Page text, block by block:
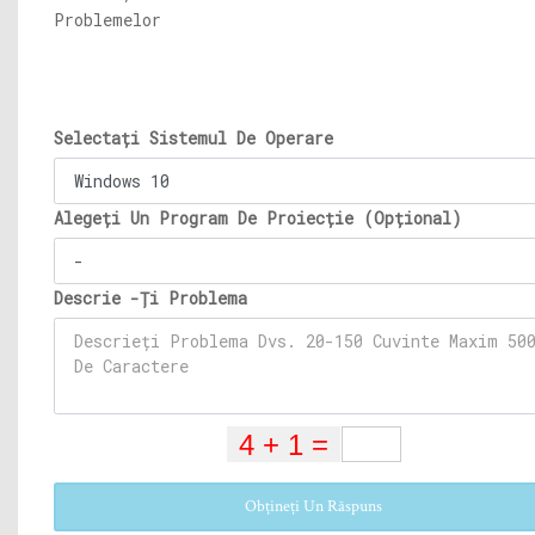
Problemelor
Selectați Sistemul De Operare
Alegeți Un Program De Proiecție (Opțional)
Descrie -Ți Problema
Obțineți Un Răspuns